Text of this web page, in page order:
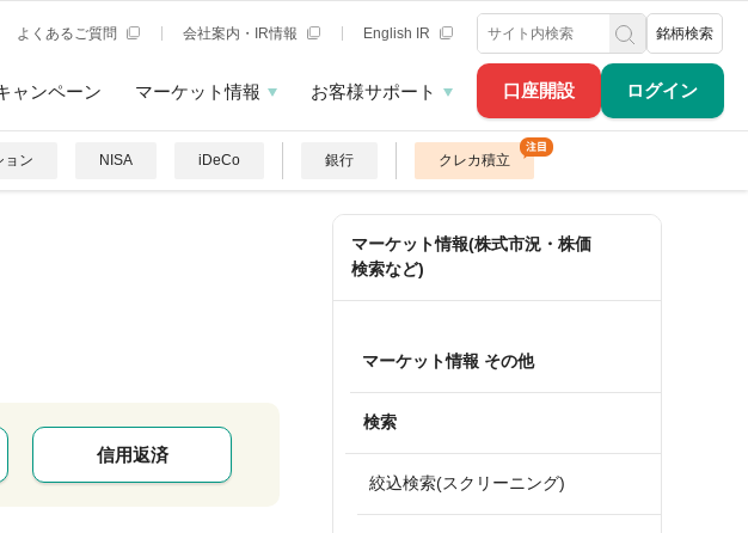
口座開設 ログイン
よくあるご質問 会社案内・IR情報 English IR 銘柄検索
ャンペーン マーケット情報 お客様サポート
ョン NISA iDeCo 銀行 クレカ積立
信用返済
マーケット情報(株式市況・株価
検索など)
マーケット情報 その他
検索
絞込検索(スクリーニング)